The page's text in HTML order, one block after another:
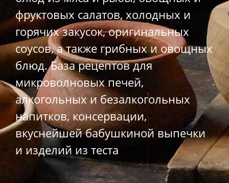
фруктовых салатов, холодных и
горячих закусок, оригинальных
соусов, а также грибных и овощных
блюд. База рецептов для
микроволновых печей,
алкогольных и безалкогольных
напитков, консервации,
вкуснейшей бабушкиной выпечки
и изделий из теста